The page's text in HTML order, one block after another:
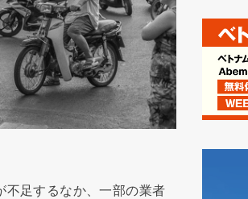
不足するなか、一部の業者